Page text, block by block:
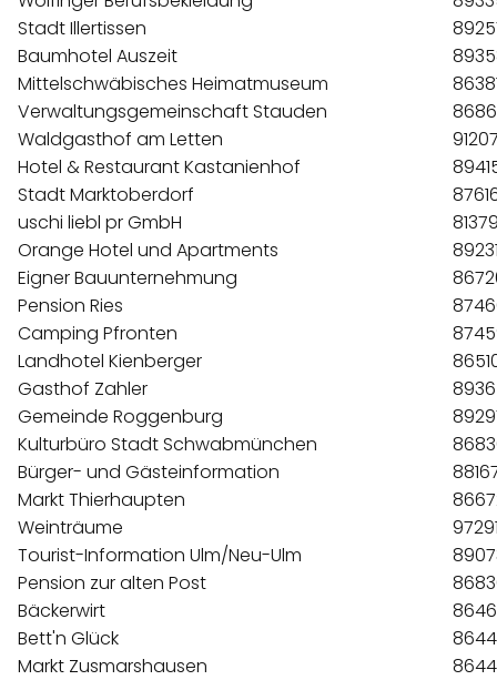
Stadt Illertissen
Baumhotel Auszeit
Mittelschwäbisches Heimatmuseum
Verwaltungsgemeinschaft Stauden
Waldgasthof am Letten
Hotel & Restaurant Kastanienhof
Stadt Marktoberdorf
uschi liebl pr GmbH
Orange Hotel und Apartments
Eigner Bauunternehmung
Pension Ries
Camping Pfronten
Landhotel Kienberger
Gasthof Zahler
Gemeinde Roggenburg
Kulturbüro Stadt Schwabmünchen
Bürger- und Gästeinformation
Markt Thierhaupten
Weinträume
Tourist-Information Ulm/Neu-Ulm
Pension zur alten Post
Bäckerwirt
Bett'n Glück
Markt Zusmarshausen